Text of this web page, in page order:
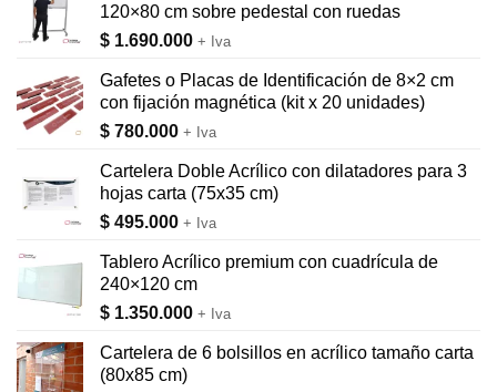
120×80 cm sobre pedestal con ruedas
$ 1.690.000 + Iva
Gafetes o Placas de Identificación de 8×2 cm
con fijación magnética (kit x 20 unidades)
$ 780.000 + Iva
Cartelera Doble Acrílico con dilatadores para 3
hojas carta (75x35 cm)
$ 495.000 + Iva
Tablero Acrílico premium con cuadrícula de
240×120 cm
$ 1.350.000 + Iva
Cartelera de 6 bolsillos en acrílico tamaño carta
(80x85 cm)